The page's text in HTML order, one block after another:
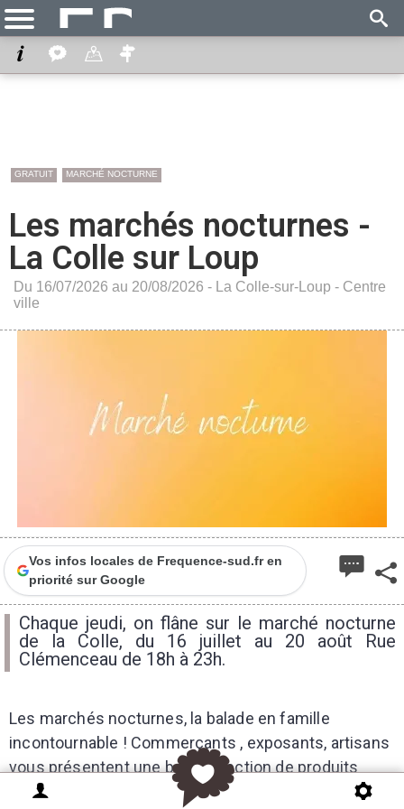
GRATUIT MARCHÉ NOCTURNE
Les marchés nocturnes -
La Colle sur Loup
Du 16/07/2026 au 20/08/2026 - La Colle-sur-Loup - Centre
ville
Vos infos locales de Frequence-sud.fr en
priorité sur Google
Chaque jeudi, on flâne sur le marché nocturne
de la Colle, du 16 juillet au 20 août Rue
Clémenceau de 18h à 23h.
Les marchés nocturnes, la balade en famille
incontournable ! Commerçants , exposants, artisans
vous présentent une belle sélection de produits
locaux ou/et originaux dans une ambiance festive